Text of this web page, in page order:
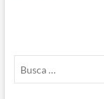
contrataram